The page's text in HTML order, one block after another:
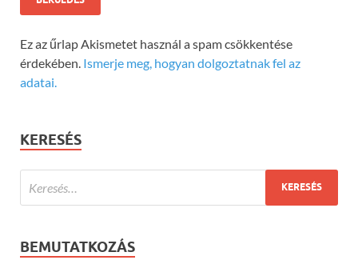
Ez az űrlap Akismetet használ a spam csökkentése
érdekében. Ismerje meg, hogyan dolgoztatnak fel az
adatai.
KERESÉS
BEMUTATKOZÁS